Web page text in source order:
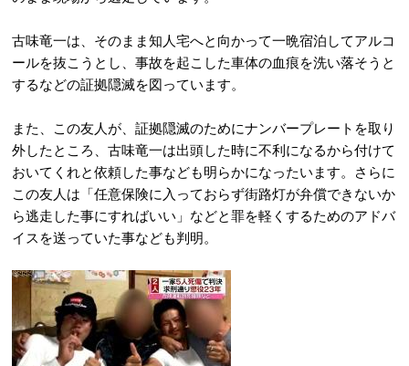
古味竜一は、そのまま知人宅へと向かって一晩宿泊してアルコ
ールを抜こうとし、事故を起こした車体の血痕を洗い落そうと
するなどの証拠隠滅を図っています。
また、この友人が、証拠隠滅のためにナンバープレートを取り
外したところ、古味竜一は出頭した時に不利になるから付けて
おいてくれと依頼した事なども明らかになったいます。さらに
この友人は「任意保険に入っておらず街路灯が弁償できないか
ら逃走した事にすればいい」などと罪を軽くするためのアドバ
イスを送っていた事なども判明。